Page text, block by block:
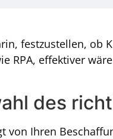
festzustellen, ob
RPA, effektiver
des
von Ihren